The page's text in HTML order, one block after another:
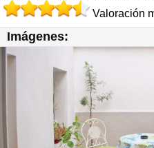
Valoración
Imágenes: